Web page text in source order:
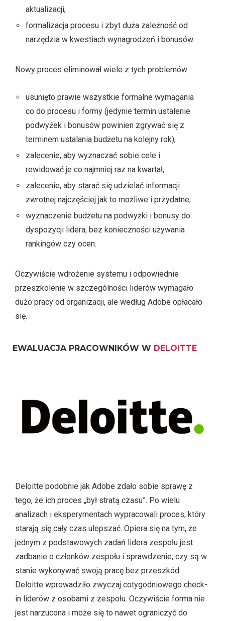
aktualizacji,
formalizacja procesu i zbyt duża zależność od
narzędzia w kwestiach wynagrodzeń i bonusów.
Nowy proces eliminował wiele z tych problemów:
usunięto prawie wszystkie formalne wymagania
co do procesu i formy (jedynie termin ustalenie
podwyżek i bonusów powinien zgrywać się z
terminem ustalania budżetu na kolejny rok),
zalecenie, aby wyznaczać sobie cele i
rewidować je co najmniej raz na kwartał,
zalecenie, aby starać się udzielać informacji
zwrotnej najczęściej jak to możliwe i przydatne,
wyznaczenie budżetu na podwyżki i bonusy do
dyspozycji lidera, bez konieczności używania
rankingów czy ocen.
Oczywiście wdrożenie systemu i odpowiednie
przeszkolenie w szczególności liderów wymagało
dużo pracy od organizacji, ale według Adobe opłacało
się.
EWALUACJA PRACOWNIKÓW W DELOITTE
Deloitte podobnie jak Adobe zdało sobie sprawę z
tego, że ich proces „był stratą czasu”. Po wielu
analizach i eksperymentach wypracowali proces, który
starają się cały czas ulepszać. Opiera się na tym, że
jednym z podstawowych zadań lidera zespołu jest
zadbanie o członków zespołu i sprawdzenie, czy są w
stanie wykonywać swoją pracę bez przeszkód.
Deloitte wprowadziło zwyczaj cotygodniowego check-
in liderów z osobami z zespołu. Oczywiście forma nie
jest narzucona i może się to nawet ograniczyć do